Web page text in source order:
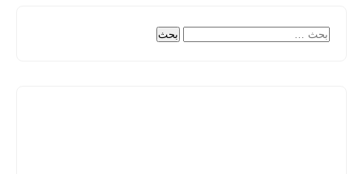
البحث